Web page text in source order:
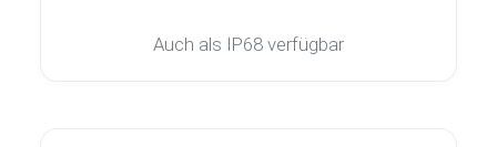
Auch als IP68 verfügbar